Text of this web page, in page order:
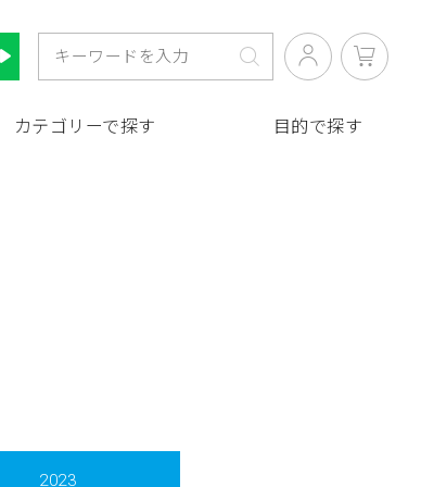
カテゴリーで探す 目的で探す
2023